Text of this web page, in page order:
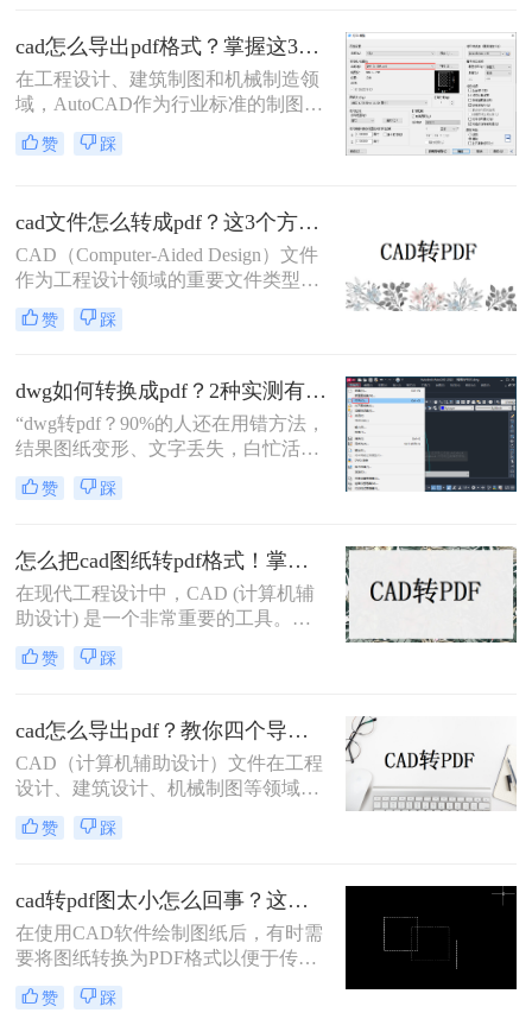
是最佳选择。此时，PDF（便携式文
档格式）以其跨平台、格式固定、易
于查看且体积小巧的优势，成为分享
和归档图纸的首选。
cad怎么导出pdf格式？掌握这3招就够了！
在工程设计、建筑制图和机械制造领
域，AutoCAD作为行业标准的制图软
件，其生成的DWG文件是工作的核
心。然而，在文件交付、图纸审查、
的特性，成为了无可替代的交换媒
介。掌握在AutoCAD中高效、高质量
地导出PDF，是每一位CAD用户的必
备技能。那么cad怎么导出pdf格式
呢？
赞 踩
cad文件怎么转成pdf？这3个方法可以一试！
CAD（Computer-Aided Design）文件
作为工程设计领域的重要文件类型，
经常需要转换为PDF（Portable
Document Format）格式以便于共享、
pdf呢？本文将介绍三种将CAD文件
转换为PDF的高效方法。
赞 踩
dwg如何转换成pdf？2种实测有效技巧，精准无损告别格式混乱！
“dwg转pdf？90%的人还在用错方法，
结果图纸变形、文字丢失，白忙活一
整天！”在IT、设计与工程领域，dwg
文件转pdf是职场日常刚需。但你是否
糊、甚至关键标注消失？根据行业调
研，超70%的办公人群因转换工具不
靠谱，每天浪费15分钟以上处理格式
问题。
赞 踩
怎么把cad图纸转pdf格式！掌握这3种方法就可以
在现代工程设计中，CAD (计算机辅
助设计) 是一个非常重要的工具。
CAD软件允许工程师们创建准确且详
细的图纸，以便进行设计和分析。然
转换为PDF格式，以便与他人共享或
打印。现在让我们来探讨一下怎么把
cad图纸转pdf格式。
赞 踩
cad怎么导出pdf？教你四个导出方法！
CAD（计算机辅助设计）文件在工程
设计、建筑设计、机械制图等领域中
扮演着重要角色。有时，我们需要将
这些CAD文件导出为PDF格式，以便
享。那么cad怎么导出pdf呢？本文将
介绍四种将CAD文件导出为PDF的方
法。
赞 踩
cad转pdf图太小怎么回事？这两个方法很不错！
在使用CAD软件绘制图纸后，有时需
要将图纸转换为PDF格式以便于传输
和查看。然而，在转换过程中，有时
会遇到CAD转PDF图太小的问题。这
赞 踩